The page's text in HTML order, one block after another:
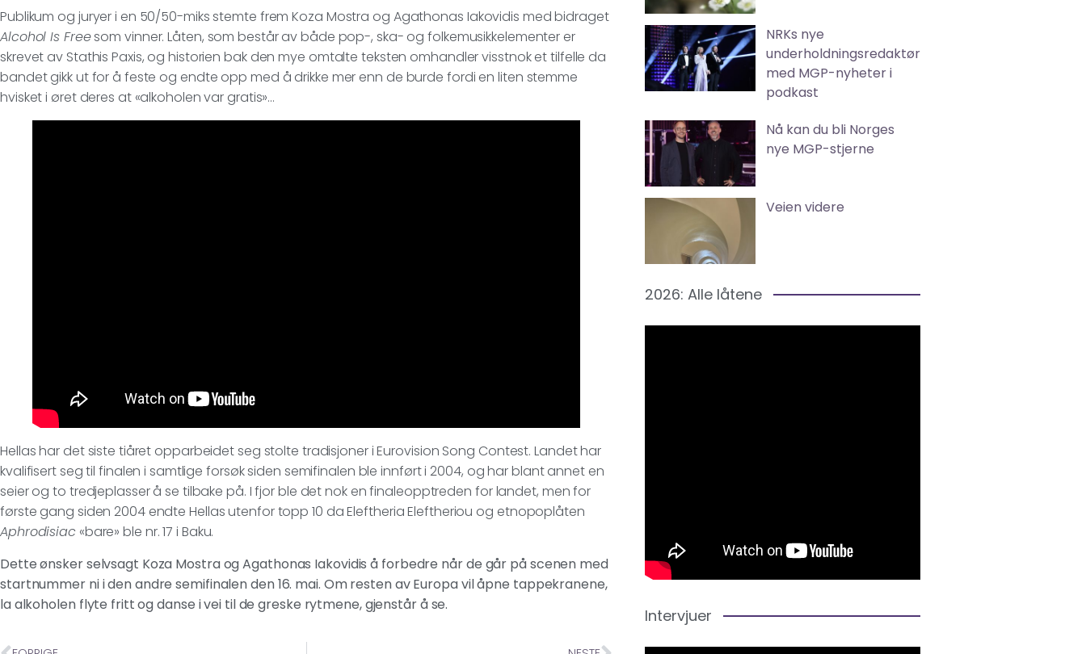
Publikum og juryer i en 50/50-miks stemte frem Koza Mostra og Agathonas Iakovidis med bidraget
Alcohol Is Freesom vinner. Låten, som består av både pop-, ska- og folkemusikkelementer er
skrevet av Stathis Paxis, og historien bak den mye omtalte teksten omhandler visstnok et tilfelle da
bandet gikk ut for å feste og endte opp med å drikke mer enn de burde fordi en liten stemme
hvisket i øret deres at «alkoholen var gratis»…
Hellas har det siste tiåret opparbeidet seg stolte tradisjoner i Eurovision Song Contest. Landet har
kvalifisert seg til finalen i samtlige forsøk siden semifinalen ble innført i 2004, og har blant annet en
seier og to tredjeplasser å se tilbake på. I fjor ble det nok en finaleopptreden for landet, men for
første gang siden 2004 endte Hellas utenfor topp 10 da Eleftheria Eleftheriou og etnopoplåten
Aphrodisiac«bare» ble nr. 17 i Baku.
Dette ønsker selvsagt Koza Mostra og Agathonas Iakovidis å forbedre når de går på scenen med
startnummer ni i den andre semifinalen den 16. mai. Om resten av Europa vil åpne tappekranene,
la alkoholen flyte fritt og danse i vei til de greske rytmene, gjenstår å se.
NRKs nye
underholdningsredaktør
med MGP-nyheter i
podkast
Nå kan du bli Norges
nye MGP-stjerne
Veien videre
2026: Alle låtene
Intervjuer